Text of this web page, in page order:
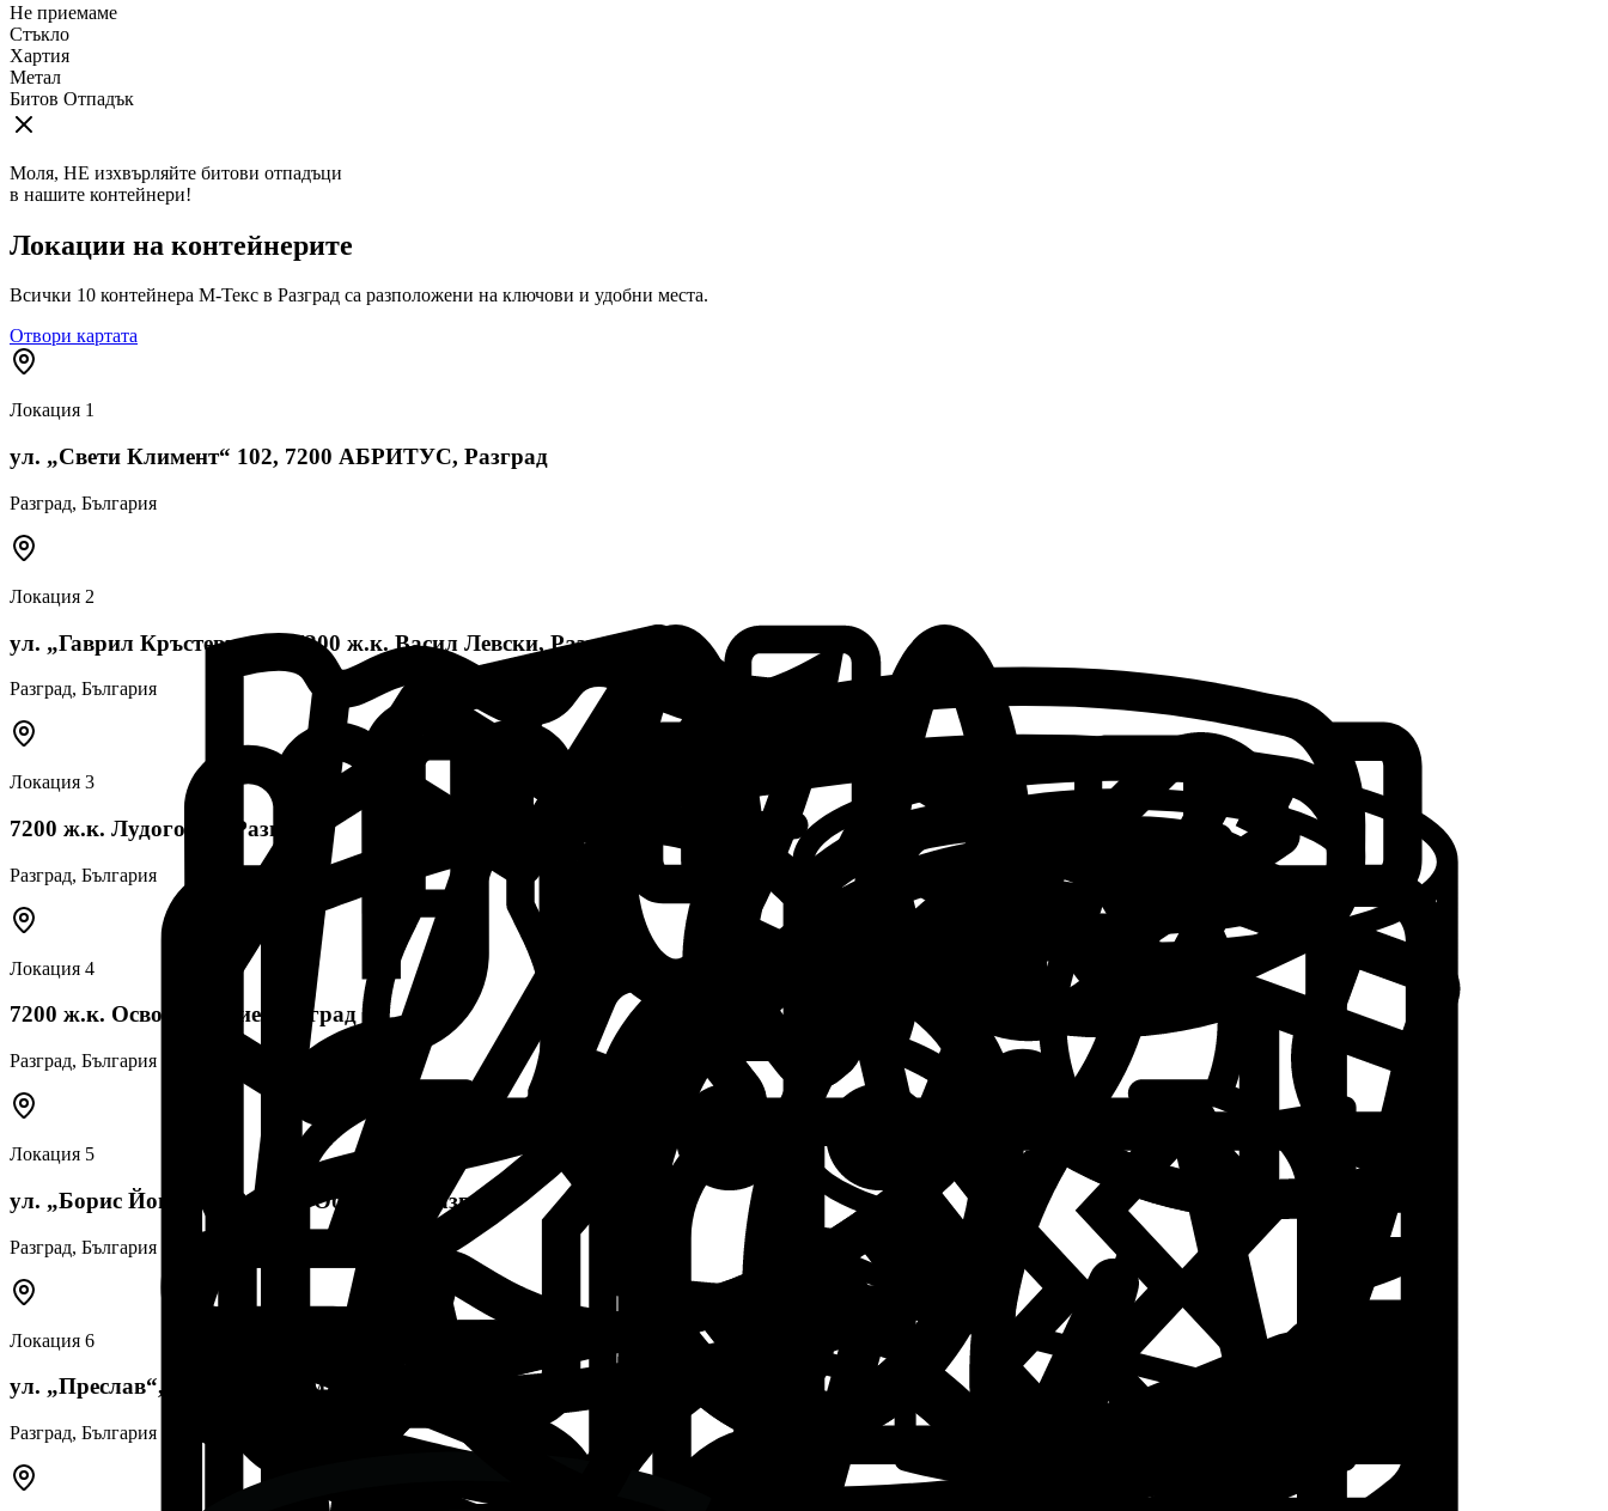
Не приемаме
Стъкло
Хартия
Метал
Битов Отпадък
Моля, НЕ изхвърляйте битови отпадъци
в нашите контейнери!
Локации на контейнерите
Всички 10 контейнера М-Текс в Разград са разположени на ключови и удобни места.
Отвори картата
Локация 1
ул. „Свети Климент“ 102, 7200 АБРИТУС, Разград
Разград, България
Локация 2
ул. „Гаврил Кръстевич“ 1, 7200 ж.к. Васил Левски, Разград
Разград, България
Локация 3
7200 ж.к. Лудогорие, Разград
Разград, България
Локация 4
7200 ж.к. Освобождение, Разград
Разград, България
Локация 5
ул. „Борис Йончев“ 23, 7205 Оборище, Разград
Разград, България
Локация 6
ул. „Преслав“, 7200 Бели Лом, Разград
Разград, България